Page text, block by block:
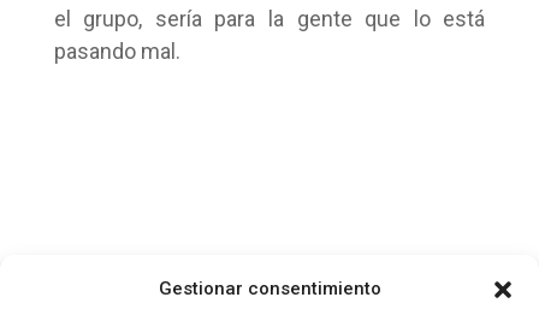
Gestionar consentimiento
el grupo, sería para la gente que lo está
pasando mal.